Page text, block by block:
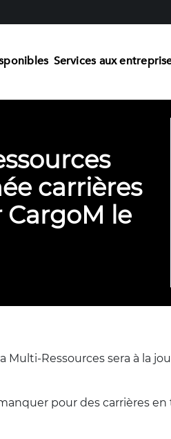
Services aux
carrières
CargoM le
Multi-Ressources sera à la
pour des carrières